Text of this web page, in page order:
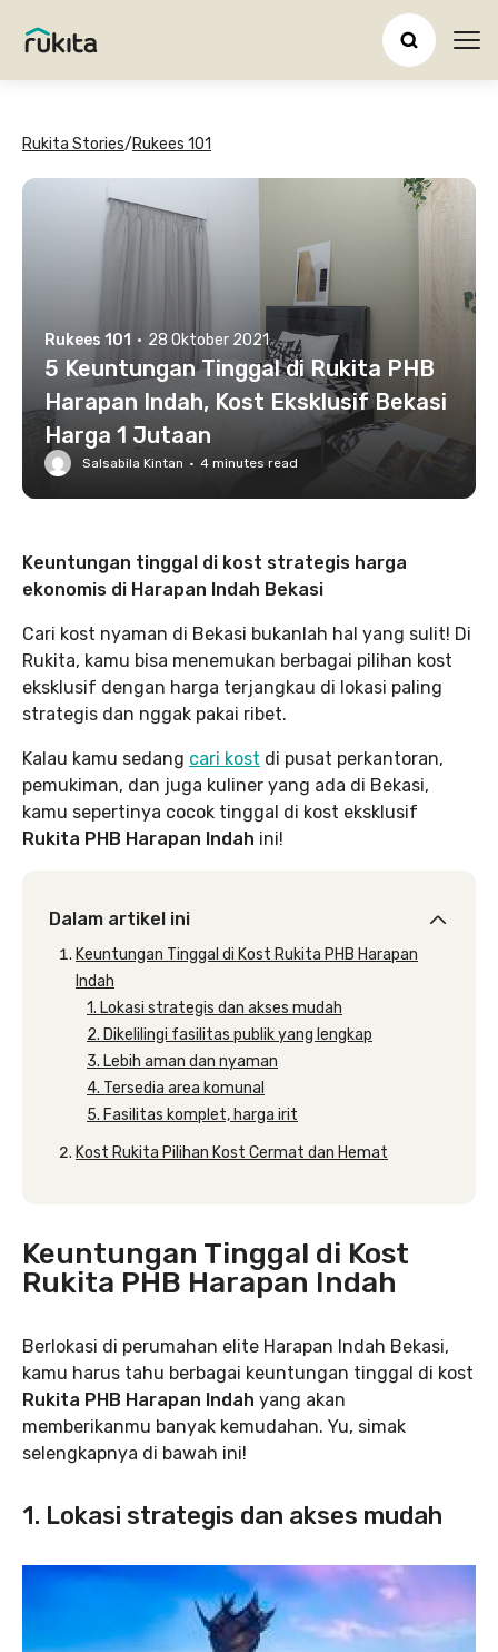
Rukita Stories/Rukees 101
Rukees 101 · 28 Oktober 2021
5 Keuntungan Tinggal di Rukita PHB
Harapan Indah, Kost Eksklusif Bekasi
Harga 1 Jutaan
Salsabila Kintan · 4 minutes read
Keuntungan tinggal di kost strategis harga
ekonomis di Harapan Indah Bekasi
Cari kost nyaman di Bekasi bukanlah hal yang sulit! Di
Rukita, kamu bisa menemukan berbagai pilihan kost
eksklusif dengan harga terjangkau di lokasi paling
strategis dan nggak pakai ribet.
Kalau kamu sedang cari kost di pusat perkantoran,
pemukiman, dan juga kuliner yang ada di Bekasi,
kamu sepertinya cocok tinggal di kost eksklusif
Rukita PHB Harapan Indah ini!
Dalam artikel ini
Keuntungan Tinggal di Kost Rukita PHB Harapan
Indah
1. Lokasi strategis dan akses mudah
2. Dikelilingi fasilitas publik yang lengkap
3. Lebih aman dan nyaman
4. Tersedia area komunal
5. Fasilitas komplet, harga irit
Kost Rukita Pilihan Kost Cermat dan Hemat
Keuntungan Tinggal di Kost
Rukita PHB Harapan Indah
Berlokasi di perumahan elite Harapan Indah Bekasi,
kamu harus tahu berbagai keuntungan tinggal di kost
Rukita PHB Harapan Indah yang akan
memberikanmu banyak kemudahan. Yu, simak
selengkapnya di bawah ini!
1. Lokasi strategis dan akses mudah